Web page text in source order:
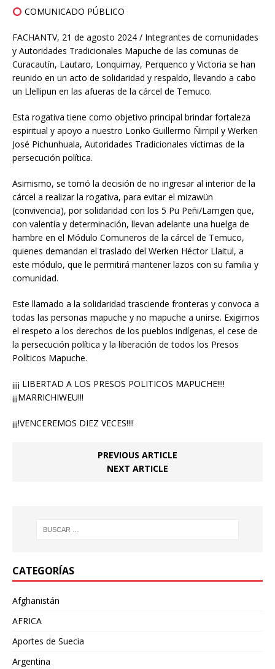
COMUNICADO PÚBLICO
FACHANTV, 21 de agosto 2024 / Integrantes de comunidades
y Autoridades Tradicionales Mapuche de las comunas de
Curacautín, Lautaro, Lonquimay, Perquenco y Victoria se han
reunido en un acto de solidaridad y respaldo, llevando a cabo
un Llellipun en las afueras de la cárcel de Temuco.
Esta rogativa tiene como objetivo principal brindar fortaleza
espiritual y apoyo a nuestro Lonko Guillermo Ñirripil y Werken
José Pichunhuala, Autoridades Tradicionales víctimas de la
persecución política.
Asimismo, se tomó la decisión de no ingresar al interior de la
cárcel a realizar la rogativa, para evitar el mizawün
(convivencia), por solidaridad con los 5 Pu Peñi/Lamgen que,
con valentía y determinación, llevan adelante una huelga de
hambre en el Módulo Comuneros de la cárcel de Temuco,
quienes demandan el traslado del Werken Héctor Llaitul, a
este módulo, que le permitirá mantener lazos con su familia y
comunidad.
Este llamado a la solidaridad trasciende fronteras y convoca a
todas las personas mapuche y no mapuche a unirse. Exigimos
el respeto a los derechos de los pueblos indígenas, el cese de
la persecución política y la liberación de todos los Presos
Políticos Mapuche.
¡¡¡¡ LIBERTAD A LOS PRESOS POLITICOS MAPUCHE!!!!
¡¡¡MARRICHIWEU!!!
¡¡¡!VENCEREMOS DIEZ VECES!!!!
PREVIOUS ARTICLE
NEXT ARTICLE
CATEGORÍAS
Afghanistán
AFRICA
Aportes de Suecia
Argentina